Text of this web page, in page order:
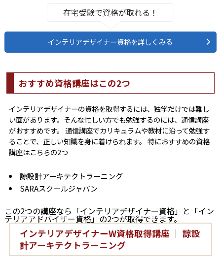
在宅受験で資格が取れる！
インテリアデザイナー資格を詳しくみる
おすすめ資格講座はこの2つ
インテリアデザイナーの資格を取得するには、独学だけでは難し
い面があります。そんな忙しい方でも勉強するのには、通信講座
がおすすめです。 通信講座でカリキュラムや教材に沿って勉強す
ることで、正しい知識を身に着けられます。 特におすすめの資格
講座はこちらの2つ
諒設計アーキテクトラーニング
SARAスクールジャパン
この2つの講座なら「インテリアデザイナー資格」と「イン
テリアアドバイザー資格」の2つが取得できます。
インテリアデザイナーW資格取得講座 ｜ 諒設
計アーキテクトラーニング